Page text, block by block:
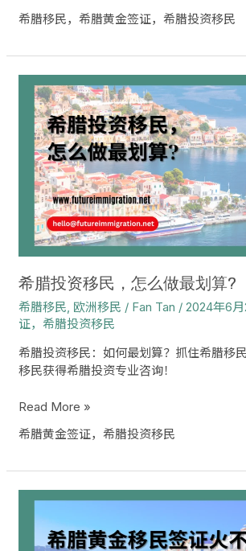
希腊移民，希腊黄金签证，希腊投资移民
希腊投资移民，怎么做最划算?
希腊移民, 欧洲移民 / Fan Tan /2024年6
证，希腊投资移民
希腊投资移民：如何最划算？抓住希腊移
移民获得希腊投资专业咨询！
民，
划
算?
Read More »
希腊黄金签证，希腊投资移民